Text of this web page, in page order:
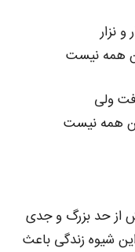
نزار
همه نیست
ولی
همه نیست
از حد بزرگ و جدی
شیوه زندگی باعث